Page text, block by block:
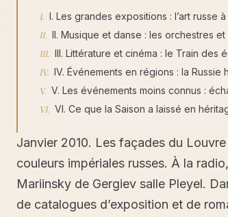
I. Les grandes expositions : l’art russe à
II. Musique et danse : les orchestres
III. Littérature et cinéma : le Train des
IV. Événements en régions : la Russie
V. Les événements moins connus :
VI. Ce que la Saison a laissé en
Janvier 2010. Les façades du
couleurs impériales russes. À la
Mariinsky de Gergiev salle Pleyel.
de catalogues d’exposition et de